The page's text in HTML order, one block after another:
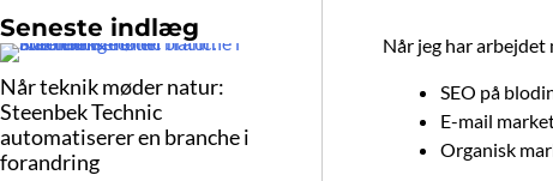
e
b
o
o
k
t
a
g
r
a
k
e
d
i
n
u
b
e
Seneste indlæg
Når teknik møder natur:
Steenbek Technic
automatiserer en branche i
forandring
Når jeg har
SEO på
E-mail
Organisk